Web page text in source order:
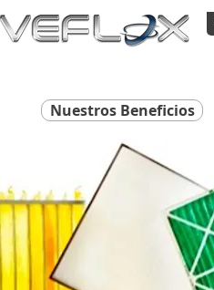
Nuestros Beneficios
Fitro de Aire ,
, Colector de
Acondicionado
, Colombia ,